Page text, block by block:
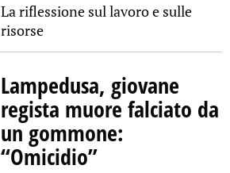
La riflessione sul lavoro e sulle
risorse
Lampedusa, giovane
regista muore falciato da
un gommone:
“Omicidio”